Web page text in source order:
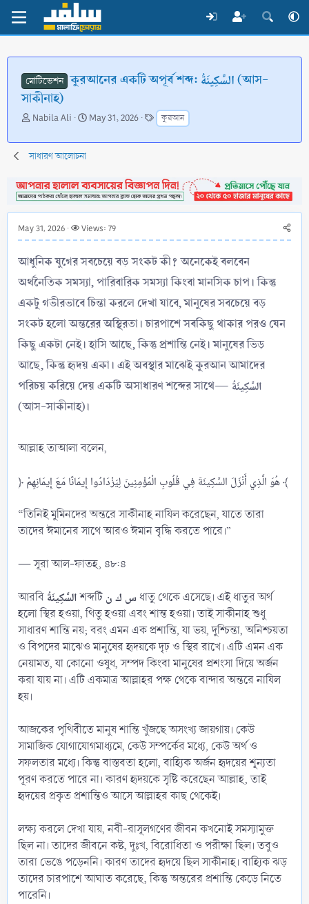
মোটিভেশন কুরআনের একটি অপূর্ব শব্দ: السَّكِينَةُ (আস-
সাকীনাহ)
T
r
e
d
s
r
e
r
Nabila Ali
S
a
d
a
May 31, 2026
T
a
g
কুরআন
সাধারণ আলোচনা
May 31, 2026 Views: 79
আধুনিক যুগের সবচেয়ে বড় সংকট কী? অনেকেই বলবেন
অর্থনৈতিক সমস্যা, পারিবারিক সমস্যা কিংবা মানসিক চাপ। কিন্তু
একটু গভীরভাবে চিন্তা করলে দেখা যাবে, মানুষের সবচেয়ে বড়
সংকট হলো অন্তরের অস্থিরতা। চারপাশে সবকিছু থাকার পরও যেন
কিছু একটা নেই। হাসি আছে, কিন্তু প্রশান্তি নেই। মানুষের ভিড়
আছে, কিন্তু হৃদয় একা। এই অবস্থার মাঝেই কুরআন আমাদের
পরিচয় করিয়ে দেয় একটি অসাধারণ শব্দের সাথে— السَّكِينَةُ
(আস-সাকীনাহ)।
আল্লাহ তাআলা বলেন,
﴿ هُوَ الَّذِي أَنْزَلَ السَّكِينَةَ فِي قُلُوبِ الْمُؤْمِنِينَ لِيَزْدَادُوا إِيمَانًا مَعَ إِيمَانِهِمْ ﴾
“তিনিই মুমিনদের অন্তরে সাকীনাহ নাযিল করেছেন, যাতে তারা
তাদের ঈমানের সাথে আরও ঈমান বৃদ্ধি করতে পারে।”
— সূরা আল-ফাতহ, ৪৮:৪
আরবি السَّكِينَةُশব্দটি س ك ن ধাতু থেকে এসেছে। এই ধাতুর অর্থ
হলো স্থির হওয়া, থিতু হওয়া এবং শান্ত হওয়া। তাই সাকীনাহ শুধু
সাধারণ শান্তি নয়; বরং এমন এক প্রশান্তি, যা ভয়, দুশ্চিন্তা, অনিশ্চয়তা
ও বিপদের মাঝেও মানুষের হৃদয়কে দৃঢ় ও স্থির রাখে। এটি এমন এক
নেয়ামত, যা কোনো ওষুধ, সম্পদ কিংবা মানুষের প্রশংসা দিয়ে অর্জন
করা যায় না। এটি একমাত্র আল্লাহর পক্ষ থেকে বান্দার অন্তরে নাযিল
হয়।
আজকের পৃথিবীতে মানুষ শান্তি খুঁজছে অসংখ্য জায়গায়। কেউ
সামাজিক যোগাযোগমাধ্যমে, কেউ সম্পর্কের মধ্যে, কেউ অর্থ ও
সফলতার মধ্যে। কিন্তু বাস্তবতা হলো, বাহ্যিক অর্জন হৃদয়ের শূন্যতা
পূরণ করতে পারে না। কারণ হৃদয়কে সৃষ্টি করেছেন আল্লাহ, তাই
হৃদয়ের প্রকৃত প্রশান্তিও আসে আল্লাহর কাছ থেকেই।
লক্ষ্য করলে দেখা যায়, নবী-রাসূলগণের জীবন কখনোই সমস্যামুক্ত
ছিল না। তাদের জীবনে কষ্ট, দুঃখ, বিরোধিতা ও পরীক্ষা ছিল। তবুও
তারা ভেঙে পড়েননি। কারণ তাদের হৃদয়ে ছিল সাকীনাহ। বাহ্যিক ঝড়
তাদের চারপাশে আঘাত করেছে, কিন্তু অন্তরের প্রশান্তি কেড়ে নিতে
পারেনি।